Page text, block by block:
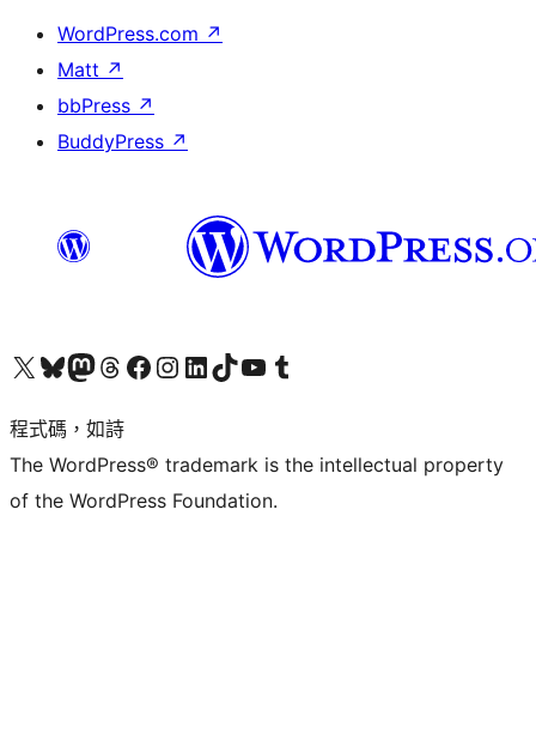
WordPress.com ↗
Matt ↗
bbPress ↗
BuddyPress ↗
查看我們的 X (之前的 Twitter) 帳號造訪我們的 Bluesky 帳號造訪我們的 Mastodon 帳號造訪我們的 Threads 帳號 造訪我們的 Facebook 粉絲專頁Visit our Instagram account
Visit our LinkedIn account
造訪我們的 TikTok 帳號Visit our YouTube channel
造訪我們的 Tumblr 帳號
程式碼，如詩
The WordPress® trademark is the intellectual property
of the WordPress Foundation.